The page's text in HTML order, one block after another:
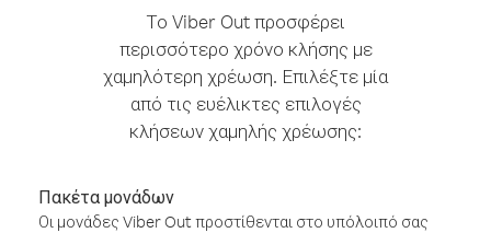
Το Viber Out προσφέρει
περισσότερο χρόνο κλήσης με
χαμηλότερη χρέωση. Επιλέξτε μία
από τις ευέλικτες επιλογές
κλήσεων χαμηλής χρέωσης:
Πακέτα μονάδων
Οι μονάδες Viber Out προστίθενται στο υπόλοιπό σας